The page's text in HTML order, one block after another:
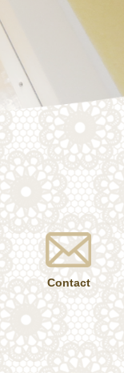
Contact